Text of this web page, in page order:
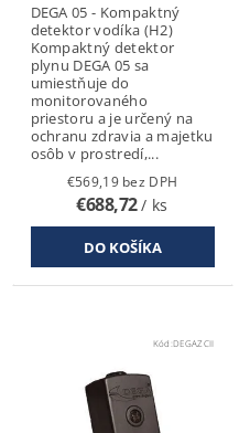
DEGA 05 - Kompaktný
detektor vodíka (H2)
Kompaktný detektor
plynu DEGA 05 sa
umiestňuje do
monitorovaného
priestoru a je určený na
ochranu zdravia a majetku
osôb v prostredí,...
€569,19 bez DPH
€688,72/ ks
Kód: DEGAZCII